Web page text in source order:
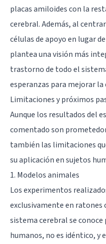
placas amiloides con la
cerebral. Además, al
células de apoyo en lugar
plantea una visión más
trastorno de todo el
esperanzas para mejorar la
Limitaciones y próximos
Aunque los resultados del
comentado son
también las limitaciones
su aplicación en sujetos
1. Modelos animales
Los experimentos
exclusivamente en ratones
sistema cerebral se
humanos, no es idéntico, y